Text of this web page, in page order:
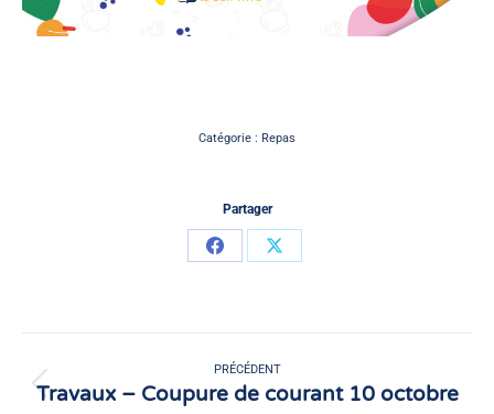
Catégorie : Repas
Partager
PartagerPartager
article
PRÉCÉDENT
Article
Travaux – Coupure de courant 10 octobre